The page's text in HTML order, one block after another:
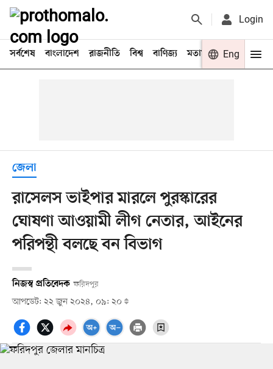
Login
সর্বশেষ বাংলাদেশ রাজনীতি বিশ্ব বাণিজ্য মতামত খেলা
Eng
জেলা
রাসেলস ভাইপার মারলে পুরস্কারের
ঘোষণা আওয়ামী লীগ নেতার, আইনের
পরিপন্থী বলছে বন বিভাগ
নিজস্ব প্রতিবেদক ফরিদপুর
আপডেট: ২২ জুন ২০২৪, ০৯: ২০